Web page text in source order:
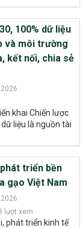
100% dữ liệu
và môi trường
kết nối, chia sẻ
khai Chiến lược
liệu là nguồn tài
triển bền
gạo Việt Nam
lượt xem
phát triển kinh tế